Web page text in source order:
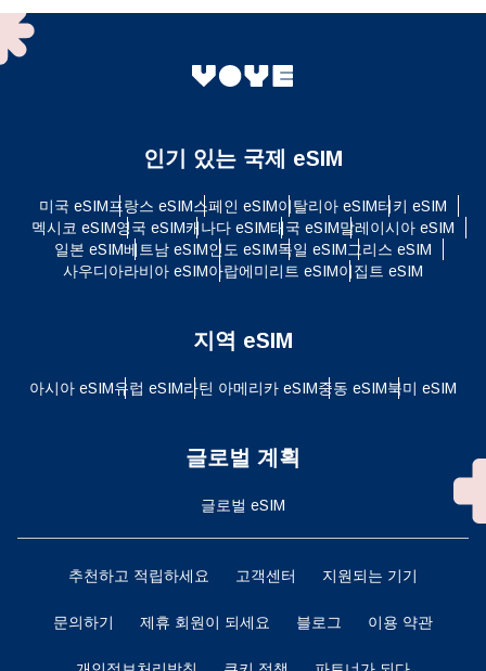
인기 있는 국제 eSIM
미국 eSIM프랑스 eSIM스페인 eSIM이탈리아 eSIM터키 eSIM
멕시코 eSIM영국 eSIM캐나다 eSIM태국 eSIM말레이시아 eSIM
일본 eSIM베트남 eSIM인도 eSIM독일 eSIM그리스 eSIM
사우디아라비아 eSIM아랍에미리트 eSIM이집트 eSIM
지역 eSIM
아시아 eSIM유럽 ​​eSIM라틴 아메리카 eSIM중동 eSIM북미 eSIM
글로벌 계획
글로벌 eSIM
추천하고 적립하세요 고객센터 지원되는 기기
문의하기 제휴 회원이 되세요 블로그 이용 약관